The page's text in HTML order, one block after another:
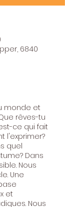
6840
monde et
rêves-tu
ce qui fait
l'exprimer?
quel
Dans
Nous
Une
et
Nous